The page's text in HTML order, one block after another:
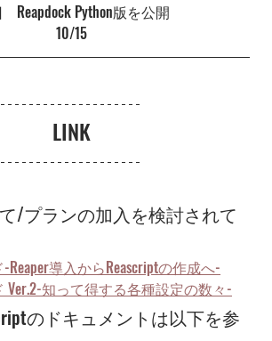
Reapdock Python版を公開
10/15
LINK
/プランの加入を検討されて
Reaper導入からReascriptの作成へ-
Ver.2-知って得する各種設定の数々-
のドキュメントは以下を参